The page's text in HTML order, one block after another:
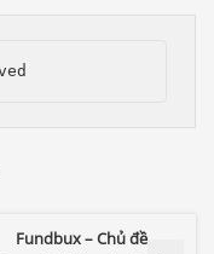
Fundbux – Chủ đề